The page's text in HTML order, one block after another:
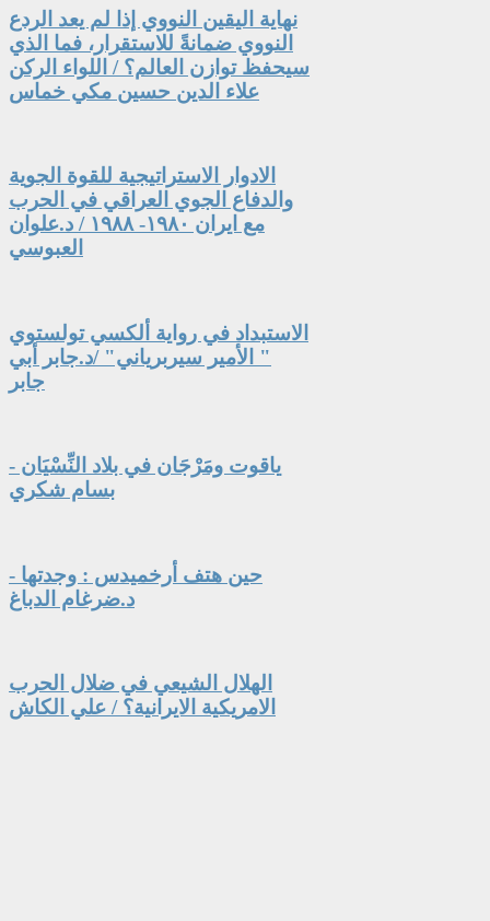
نهاية اليقين النووي إذا لم يعد الردع
النووي ضمانةً للاستقرار، فما الذي
سيحفظ توازن العالم؟ / اللواء الركن
علاء الدين حسين مكي خماس
الادوار الاستراتيجية للقوة الجوية
والدفاع الجوي العراقي في الحرب
مع ايران ١٩٨٠- ١٩٨٨ / د.علوان
العبوسي
الاستبداد في رواية ألكسي تولستوي
" الأمير سيربرياني" /د.جابر أبي
جابر
ياقوت ومَرْجَان في بلاد النِّسْيَان -
بسام شكري
حين هتف أرخميدس : وجدتها -
د.ضرغام الدباغ
الهلال الشيعي في ضلال الحرب
الامريكية الايرانية؟ / علي الكاش